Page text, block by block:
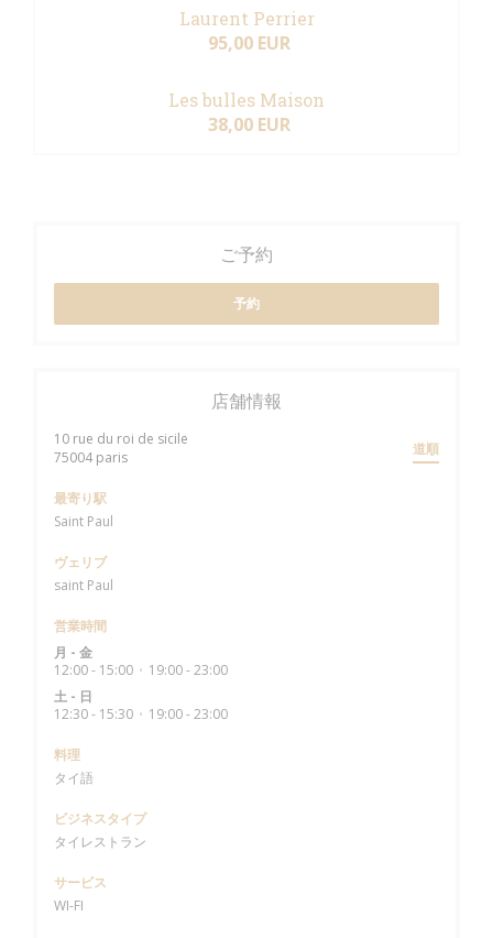
Laurent Perrier
95,00 EUR
Les bulles Maison
38,00 EUR
ご予約
予約
店舗情報
10 rue du roi de sicile
75004 paris((新しいウィンドウで開きます)) 道順
最寄り駅
Saint Paul
ヴェリブ
saint Paul
営業時間
月 - 金
12:00 - 15:00 • 19:00 - 23:00
土 - 日
12:30 - 15:30 • 19:00 - 23:00
料理
タイ語
ビジネスタイプ
タイレストラン
サービス
WI-FI